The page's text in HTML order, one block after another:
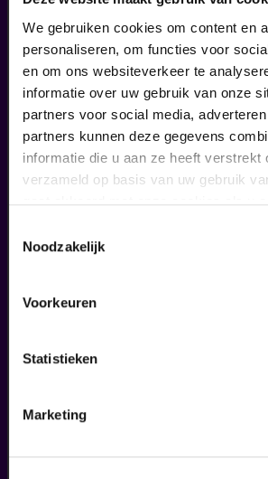
We gebruiken cookies om content en
personaliseren, om functies voor
en om ons websiteverkeer te
informatie over uw gebruik van onze
partners voor social media,
partners kunnen deze gegevens
informatie die u aan ze heeft verstrekt
verzameld op basis van uw gebruik
gaat akkoord met onze cookies als u
Noodzakelijk
Voorkeuren
Statistieken
Marketing
Begin bij SIN
€ 39,50
meer informatie
29